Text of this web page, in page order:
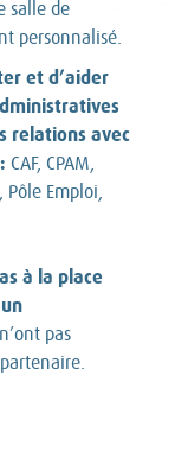
salle de
personnalisé.
et d’aider
relations avec
CAF, CPAM,
Pôle Emploi,
à la place
n’ont pas